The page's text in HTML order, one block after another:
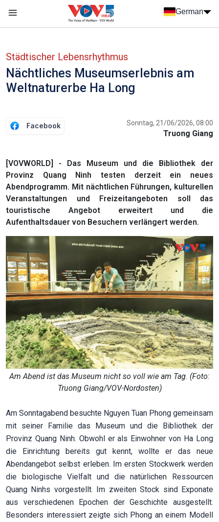
German
Städtischer Lebensrhythmus
Nächtliches Museumserlebnis am
Weltnaturerbe Ha Long
Facebook Sonntag, 21/06/2026, 08:00
Truong Giang
[VOVWORLD] - Das Museum und die Bibliothek der
Provinz Quang Ninh testen derzeit ein neues
Abendprogramm. Mit nächtlichen Führungen, kulturellen
Veranstaltungen und Freizeitangeboten soll das
touristische Angebot erweitert und die
Aufenthaltsdauer von Besuchern verlängert werden.
Am Abend ist das Museum nicht so voll wie am Tag. (Foto:
Truong Giang/VOV-Nordosten)
Am Sonntagabend besuchte Nguyen Tuan Phong gemeinsam
mit seiner Familie das Museum und die Bibliothek der
Provinz Quang Ninh. Obwohl er als Einwohner von Ha Long
die Einrichtung bereits gut kennt, wollte er das neue
Abendangebot selbst erleben. Im ersten Stockwerk werden
die biologische Vielfalt und die natürlichen Ressourcen
Quang Ninhs vorgestellt. Im zweiten Stock sind Exponate
aus verschiedenen Epochen der Geschichte ausgestellt.
Besonders interessiert zeigte sich Phong an einem Modell